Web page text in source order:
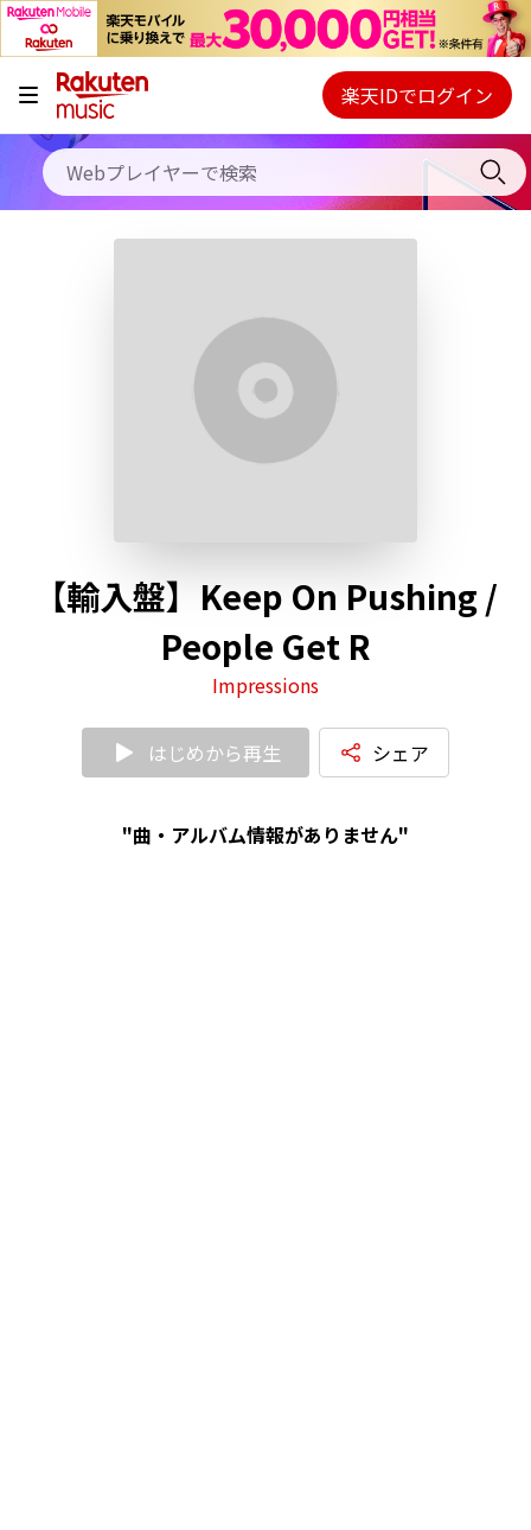
キャンペーン
料金プラン
使い方
Webプレイヤー
ご契約内容の確認・変更
楽天IDでログイン
【輸入盤】Keep On Pushing /
People Get R
Impressions
はじめから再生 シェア
"曲・アルバム情報がありません"